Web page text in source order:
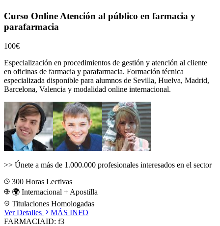
Curso Online Atención al público en farmacia y
parafarmacia
100€
Especialización en procedimientos de gestión y atención al cliente
en oficinas de farmacia y parafarmacia. Formación técnica
especializada disponible para alumnos de Sevilla, Huelva, Madrid,
Barcelona, Valencia y modalidad online internacional.
>> Únete a más de 1.000.000 profesionales interesados en el sector
300 Horas Lectivas
🌍 Internacional + Apostilla
Titulaciones Homologadas
Ver Detalles
MÁS INFO
FARMACIAID: f3